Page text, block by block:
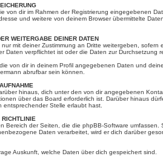
von dir im Rahmen der Registrierung eingegebenen
und weitere von deinem Browser übermittelte
WEITERGABE DEINER DATEN
mit deiner Zustimmung an Dritte weitergeben, sofern
Daten verpflichtet ist oder die Daten zur Durchsetzung
von dir in deinem Profil angegebenen Daten und
abrufbar sein können.
hinaus, dich unter den von dir angegebenen
über das Board erforderlich ist. Darüber hinaus
Stelle erlaubt hast.
Bereich der Seiten, die die phpBB-Software
Daten verarbeitet, wird er dich darüber
Auskunft, welche Daten über dich gespeichert sind.